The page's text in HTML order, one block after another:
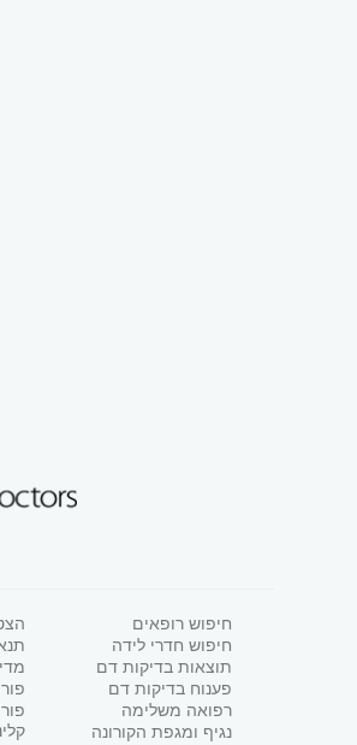
חיפוש רופאים
חיפוש חדרי לידה
תוצאות בדיקות דם
פענוח בדיקות דם
רפואה משלימה
נגיף ומגפת הקורונה